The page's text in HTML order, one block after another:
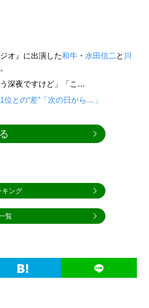
オ』に出演した和牛 ・ 水田信二 と 川
深夜ですけど」「こ…
との“差”「次の日から…」
キング
覧